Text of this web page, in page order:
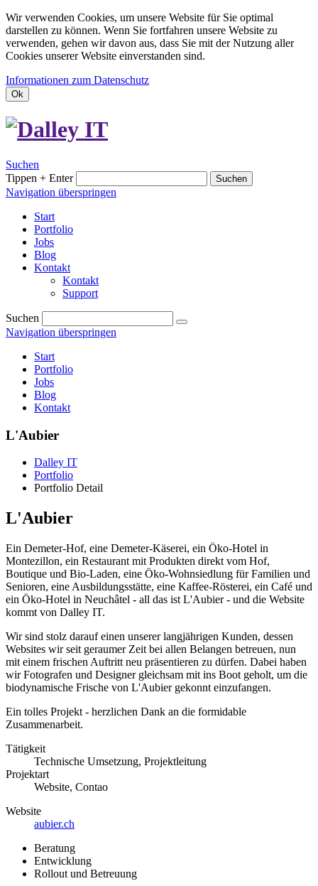
Wir verwenden Cookies, um unsere Website für Sie optimal
darstellen zu können. Wenn Sie fortfahren unsere Website zu
verwenden, gehen wir davon aus, dass Sie mit der Nutzung aller
Cookies unserer Website einverstanden sind.
Informationen zum Datenschutz
Ok
Suchen
Tippen + Enter
Suchen
Navigation überspringen
Start
Portfolio
Jobs
Blog
Kontakt
Kontakt
Support
Suchen
Navigation überspringen
Start
Portfolio
Jobs
Blog
Kontakt
L'Aubier
Dalley IT
Portfolio
Portfolio Detail
L'Aubier
Ein Demeter-Hof, eine Demeter-Käserei, ein Öko-Hotel in
Montezillon, ein Restaurant mit Produkten direkt vom Hof,
Boutique und Bio-Laden, eine Öko-Wohnsiedlung für Familien und
Senioren, eine Ausbildungsstätte, eine Kaffee-Rösterei, ein Café und
ein Öko-Hotel in Neuchâtel - all das ist L'Aubier - und die Website
kommt von Dalley IT.
Wir sind stolz darauf einen unserer langjährigen Kunden, dessen
Websites wir seit geraumer Zeit bei allen Belangen betreuen, nun
mit einem frischen Auftritt neu präsentieren zu dürfen. Dabei haben
wir Fotografen und Designer gleichsam mit ins Boot geholt, um die
biodynamische Frische von L'Aubier gekonnt einzufangen.
Ein tolles Projekt - herzlichen Dank an die formidable
Zusammenarbeit.
Tätigkeit
Technische Umsetzung, Projektleitung
Projektart
Website, Contao
Website
aubier.ch
Beratung
Entwicklung
Rollout und Betreuung